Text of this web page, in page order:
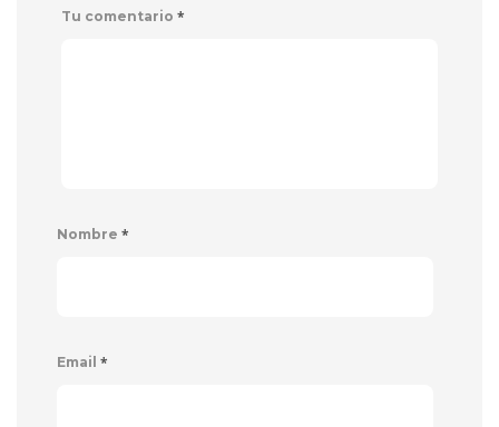
Tu comentario *
Nombre *
Email *